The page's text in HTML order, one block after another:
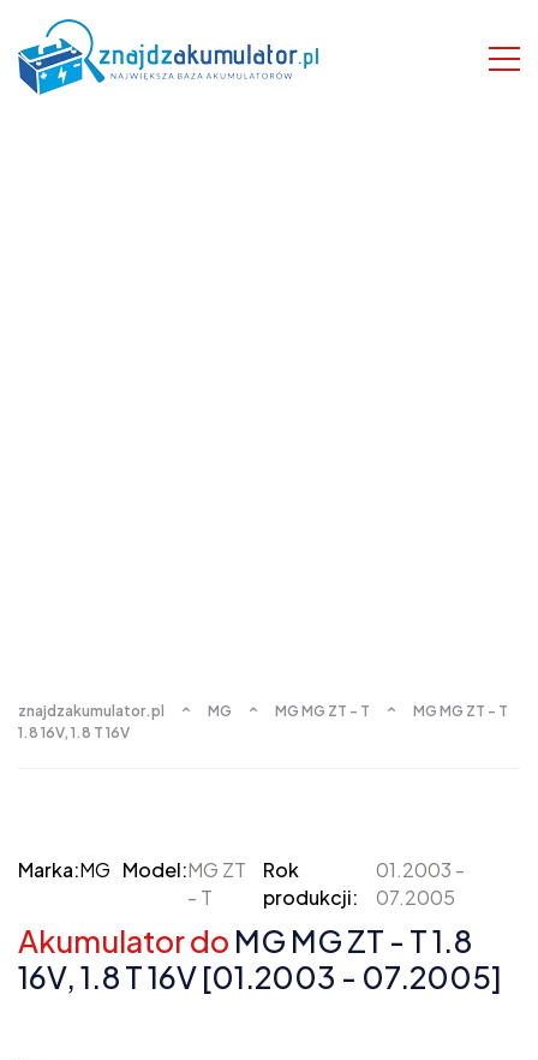
znajdzakumulator.pl MG MG MG ZT - T
MG MG ZT - T
1.8 16V, 1.8 T 16V
Marka:MG Model:MG ZT
- T
Rok
produkcji:
01.2003 -
07.2005
Akumulator do MG MG ZT - T 1.8
16V, 1.8 T 16V [01.2003 - 07.2005]